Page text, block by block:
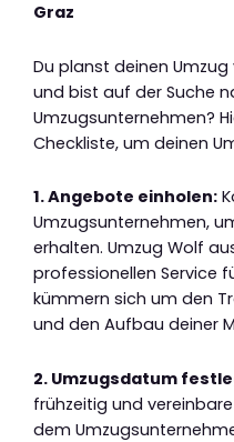
Graz
Du planst deinen
und bist auf der Suche
Umzugsunternehmen?
Checkliste, um deinen
1. Angebote einholen:
Umzugsunternehmen,
erhalten. Umzug Wolf
professionellen Service
kümmern sich um den
und den Aufbau deiner
2. Umzugsdatum
frühzeitig und
dem